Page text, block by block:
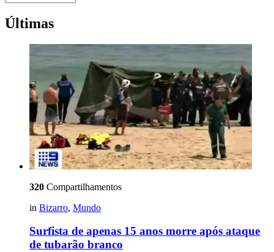
Últimas
320 Compartilhamentos
in Bizarro, Mundo
Surfista de apenas 15 anos morre após ataque
de tubarão branco